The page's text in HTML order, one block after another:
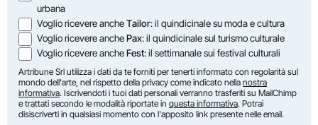
urbana
Voglio ricevere ancheTailor: il quindicinale su moda e cultura
Voglio ricevere anchePax: il quindicinale sul turismo culturale
Voglio ricevere ancheFest: il settimanale sui festival culturali
Artribune Srl utilizza i dati da te forniti per tenerti informato con regolarità sul
mondo dell'arte, nel rispetto della privacy come indicato nella nostra
informativa. Iscrivendoti i tuoi dati personali verranno trasferiti su MailChimp
e trattati secondo le modalità riportate in questa informativa. Potrai
disiscriverti in qualsiasi momento con l'apposito link presente nelle email.